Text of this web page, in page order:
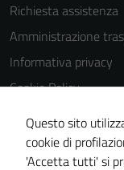
Richiesta assistenza
Amministrazione
Informativa privacy
Cookie Policy
Note legali
Dichiarazione di
Piano di
Questo sito
cookie di
'Accetta tutti' si